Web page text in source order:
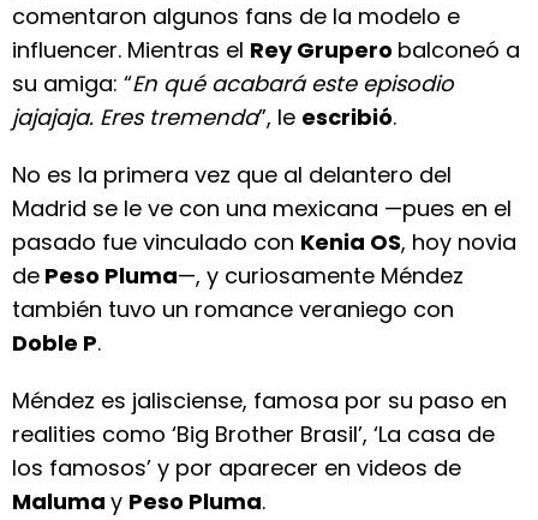
comentaron algunos fans de la modelo e
influencer. Mientras el Rey Grupero balconeó a
su amiga: “En qué acabará este episodio
jajajaja. Eres tremenda”, le escribió.
No es la primera vez que al delantero del
Madrid se le ve con una mexicana —pues en el
pasado fue vinculado con Kenia OS, hoy novia
de Peso Pluma—, y curiosamente Méndez
también tuvo un romance veraniego con
Doble P.
Méndez es jalisciense, famosa por su paso en
realities como ‘Big Brother Brasil’, ‘La casa de
los famosos’ y por aparecer en videos de
Maluma y Peso Pluma.